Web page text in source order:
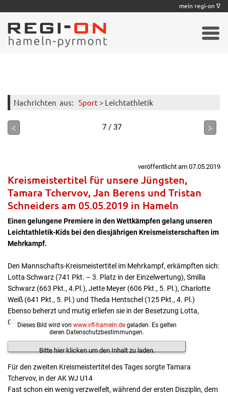
Nachrichten aus: Sport > Leichtathletik
< 7 / 37 >
veröffentlicht am 07.05.2019
Kreismeistertitel für unsere Jüngsten,
Tamara Tchervov, Jan Berens und Tristan
Schneiders am 05.05.2019 in Hameln
Einen gelungene Premiere in den Wettkämpfen gelang unseren
Leichtathletik-Kids bei den diesjährigen Kreismeisterschaften im
Mehrkampf.
Den Mannschafts-Kreismeistertitel im Mehrkampf, erkämpften sich:
Lotta Schwarz (741 Pkt. – 3. Platz in der Einzelwertung), Smilla
Schwarz (663 Pkt., 4.Pl.), Jette Meyer (606 Pkt., 5. Pl.), Charlotte
Weiß (641 Pkt., 5. Pl.) und Theda Hentschel (125 Pkt., 4. Pl.)
Ebenso beherzt und mutig erliefen sie in der Besetzung Lotta,
Charlotte, Smilla und Jette über 4x50 m Staffelsilber.
Bitte hier klicken um den Inhalt zu laden.
Dieses Bild wird von www.vfl-hameln.degeladen. Es gelten
deren Datenschutzbestimmungen.
Für den zweiten Kreismeistertitel des Tages sorgte Tamara
Tchervov, in der AK WJ U14
Fast schon ein wenig verzweifelt, während der ersten Disziplin, dem
mein regi-on ∇